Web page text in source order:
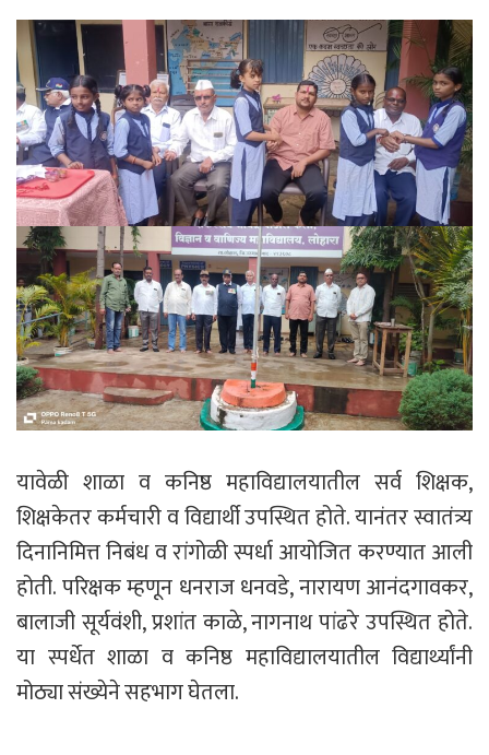
यावेळी शाळा व कनिष्ठ महाविद्यालयातील सर्व शिक्षक,
शिक्षकेतर कर्मचारी व विद्यार्थी उपस्थित होते. यानंतर स्वातंत्र्य
दिनानिमित्त निबंध व रांगोळी स्पर्धा आयोजित करण्यात आली
होती. परिक्षक म्हणून धनराज धनवडे, नारायण आनंदगावकर,
बालाजी सूर्यवंशी, प्रशांत काळे, नागनाथ पांढरे उपस्थित होते.
या स्पर्धेत शाळा व कनिष्ठ महाविद्यालयातील विद्यार्थ्यांनी
मोठ्या संख्येने सहभाग घेतला.